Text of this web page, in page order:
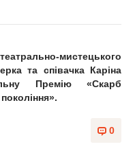
мистецького
та співачка Каріна
Премію «Скарб
0